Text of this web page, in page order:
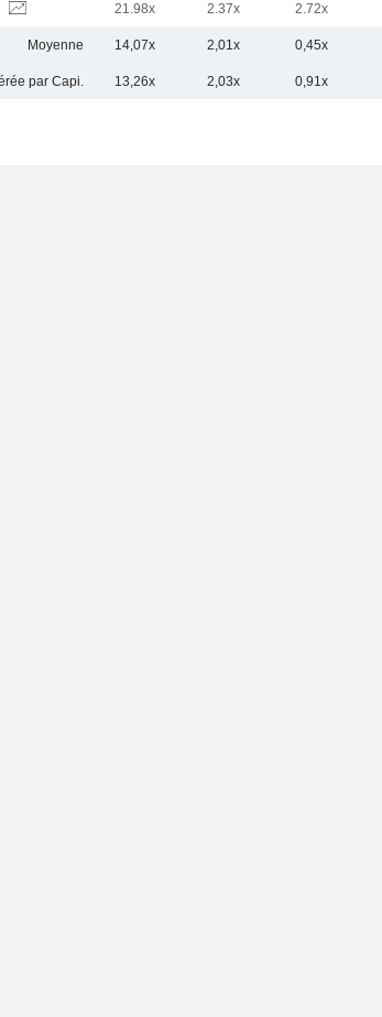
21.98x 2.37x 2.72x
Moyenne 14,07x 2,01x 0,45x
par Capi. 13,26x 2,03x 0,91x